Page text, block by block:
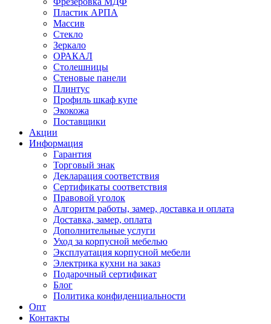
Пластик АРПА
Массив
Стекло
Зеркало
ОРАКАЛ
Столешницы
Стеновые панели
Плинтус
Профиль шкаф купе
Экокожа
Поставщики
Акции
Информация
Гарантия
Торговый знак
Декларация соответствия
Сертификаты соответствия
Правовой уголок
Алгоритм работы, замер, доставка и оплата
Доставка, замер, оплата
Дополнительные услуги
Уход за корпусной мебелью
Эксплуатация корпусной мебели
Электрика кухни на заказ
Подарочный сертификат
Блог
Политика конфиденциальности
Опт
Контакты